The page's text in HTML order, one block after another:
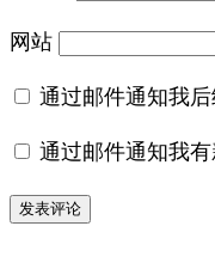
网站
通过邮件通知我
通过邮件通知我